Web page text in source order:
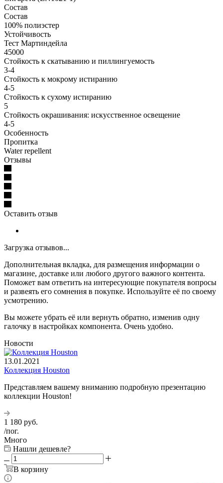
Состав
Состав
100% полиэстер
Устойчивость
Тест Мартиндейла
45000
Стойкость к скатыванию и пиллингуемость
3-4
Стойкость к мокрому истиранию
4-5
Стойкость к сухому истиранию
5
Стойкость окрашивания: искусственное освещение
4-5
Особенность
Пропитка
Water repellent
Отзывы
Оставить отзыв
Загрузка отзывов...
Дополнительная вкладка, для размещения информации о
магазине, доставке или любого другого важного контента.
Поможет вам ответить на интересующие покупателя вопросы
и развеять его сомнения в покупке. Используйте её по своему
усмотрению.
Вы можете убрать её или вернуть обратно, изменив одну
галочку в настройках компонента. Очень удобно.
Новости
13.01.2021
Коллекция Houston
Представляем вашему вниманию подробную презентацию
коллекции Houston!
1 180 руб.
/пог.
Много
Нашли дешевле?
В корзину